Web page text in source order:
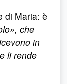
di Maria: è
che
in
li rende